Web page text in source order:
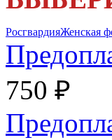
РосгвардияЖенская
750 ₽